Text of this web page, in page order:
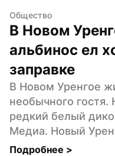
Общество
В Новом
альбинос ел
заправке
В Новом Уренгое
необычного гостя.
редкий белый
Медиа. Новый
Подробнее >